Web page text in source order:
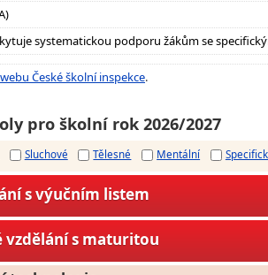
systematickou podporu žákům se
webu České školní inspekce.
pro školní rok 2026/2027
Sluchové Tělesné Mentální
s výučním listem
s maturitou